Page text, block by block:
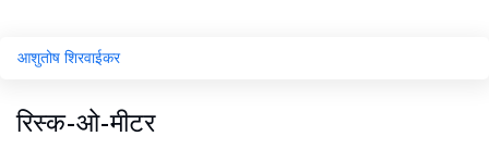
आशुतोष शिरवाईकर
रिस्क-ओ-मीटर